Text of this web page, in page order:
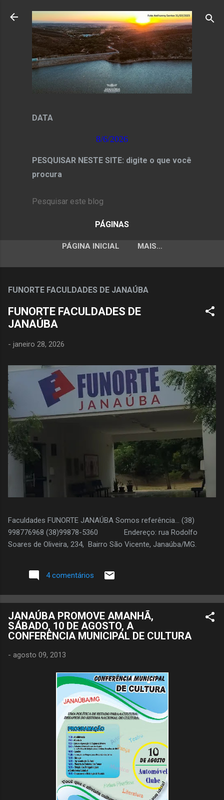
Pular para o conteúdo principal
DATA
8/6/2026
PESQUISAR NESTE SITE: digite o que você
procura
PÁGINAS
PÁGINA INICIAL MAIS…
FUNORTE FACULDADES DE JANAÚBA
FUNORTE FACULDADES DE
JANAÚBA
- janeiro 28, 2026
Faculdades FUNORTE JANAÚBA Somos referência... (38)
998776968 (38)99878-5360 Endereço: rua Rodolfo
Soares de Oliveira, 234, Bairro São Vicente, Janaúba/MG.
4 comentários
JANAÚBA PROMOVE AMANHÃ,
SÁBADO, 10 DE AGOSTO, A
CONFERÊNCIA MUNICIPAL DE CULTURA
- agosto 09, 2013